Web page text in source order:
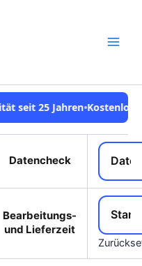
•Kostenlose Vorlagen•
Datencheck
Bearbeitungs-
und Lieferzeit